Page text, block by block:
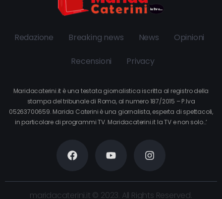
Redazione Breaking news News Opinioni
Recensioni Privacy
Maridacaterini.it è una testata giornalistica iscritta al registro della
stampa del tribunale di Roma, al numero 187/2015 – P.Iva
05263700659. Marida Caterini è una giornalista, esperta di spettacoli,
in particolare di programmi TV. Maridacaterini.it la TV e non solo…’
maridacaterini.it © 2023. All Rights Reserved.